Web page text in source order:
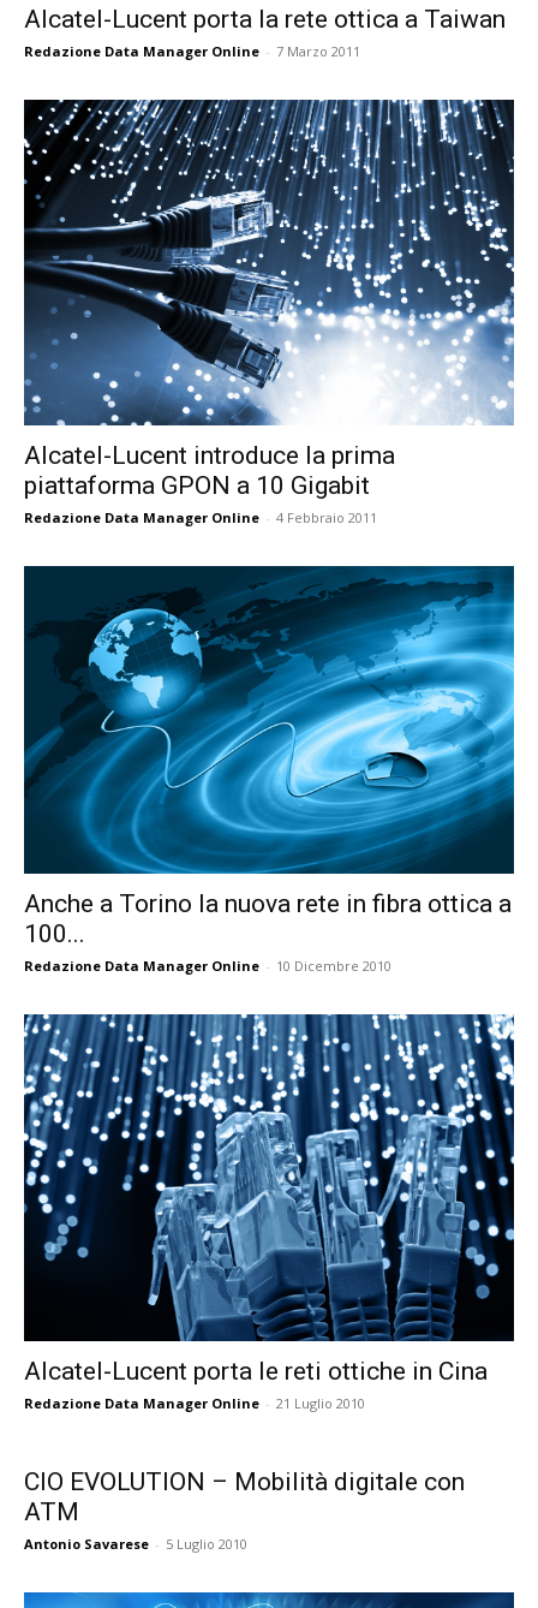
Alcatel-Lucent porta la rete ottica a Taiwan
Redazione Data Manager Online - 7 Marzo 2011
Alcatel-Lucent introduce la prima
piattaforma GPON a 10 Gigabit
Redazione Data Manager Online - 4 Febbraio 2011
Anche a Torino la nuova rete in fibra ottica a
100...
Redazione Data Manager Online - 10 Dicembre 2010
Alcatel-Lucent porta le reti ottiche in Cina
Redazione Data Manager Online - 21 Luglio 2010
CIO EVOLUTION – Mobilità digitale con
ATM
Antonio Savarese - 5 Luglio 2010